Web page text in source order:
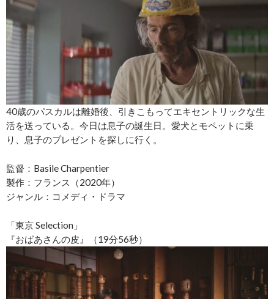
40歳のパスカルは離婚後、引きこもってエキセントリックな生
活を送っている。今日は息子の誕生日。愛犬とモペットに乗
り、息子のプレゼントを探しに行く。
監督：Basile Charpentier
製作：フランス（2020年）
ジャンル：コメディ・ドラマ
「東京 Selection」
『おばあさんの皮』（19分56秒）